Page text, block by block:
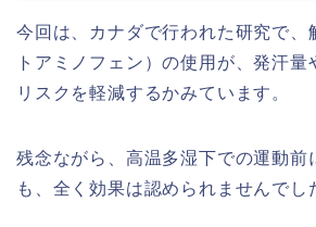
今回は、カナダで行われた研究で、
トアミノフェン）の使用が、発汗量
リスクを軽減するかみています。
残念ながら、高温多湿下での運動前
も、全く効果は認められませんでし